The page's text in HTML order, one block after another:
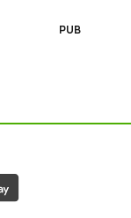
PUB